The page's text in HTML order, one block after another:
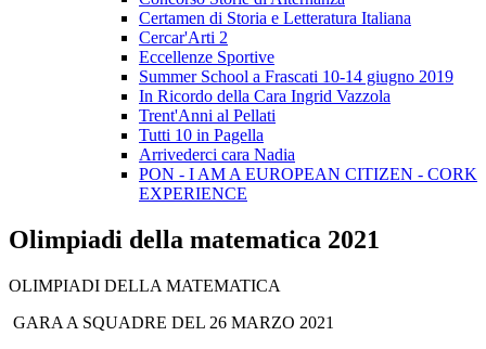
Certamen di Storia e Letteratura Italiana
Cercar'Arti 2
Eccellenze Sportive
Summer School a Frascati 10-14 giugno 2019
In Ricordo della Cara Ingrid Vazzola
Trent'Anni al Pellati
Tutti 10 in Pagella
Arrivederci cara Nadia
PON - I AM A EUROPEAN CITIZEN - CORK
EXPERIENCE
Olimpiadi della matematica 2021
OLIMPIADI DELLA MATEMATICA
GARA A SQUADRE DEL 26 MARZO 2021